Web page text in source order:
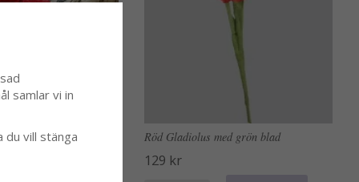
stor utslagen blomma Röd Gladiolus med grön blad
129 kr
samlar vi in
du vill stänga